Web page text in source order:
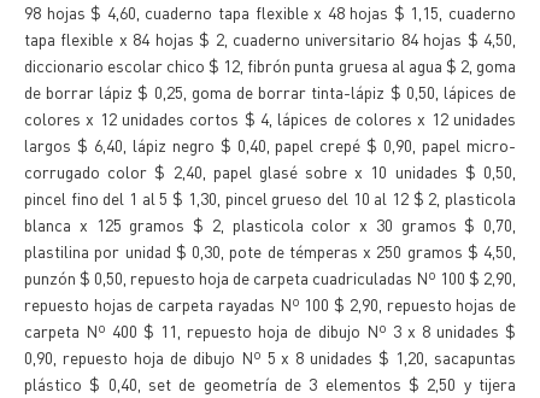
98 hojas $ 4,60, cuaderno tapa flexible x 48 hojas $ 1,15, cuaderno
tapa flexible x 84 hojas $ 2, cuaderno universitario 84 hojas $ 4,50,
diccionario escolar chico $ 12, fibrón punta gruesa al agua $ 2, goma
de borrar lápiz $ 0,25, goma de borrar tinta-lápiz $ 0,50, lápices de
colores x 12 unidades cortos $ 4, lápices de colores x 12 unidades
largos $ 6,40, lápiz negro $ 0,40, papel crepé $ 0,90, papel micro-
corrugado color $ 2,40, papel glasé sobre x 10 unidades $ 0,50,
pincel fino del 1 al 5 $ 1,30, pincel grueso del 10 al 12 $ 2, plasticola
blanca x 125 gramos $ 2, plasticola color x 30 gramos $ 0,70,
plastilina por unidad $ 0,30, pote de témperas x 250 gramos $ 4,50,
punzón $ 0,50, repuesto hoja de carpeta cuadriculadas Nº 100 $ 2,90,
repuesto hojas de carpeta rayadas Nº 100 $ 2,90, repuesto hojas de
carpeta Nº 400 $ 11, repuesto hoja de dibujo Nº 3 x 8 unidades $
0,90, repuesto hoja de dibujo Nº 5 x 8 unidades $ 1,20, sacapuntas
plástico $ 0,40, set de geometría de 3 elementos $ 2,50 y tijera